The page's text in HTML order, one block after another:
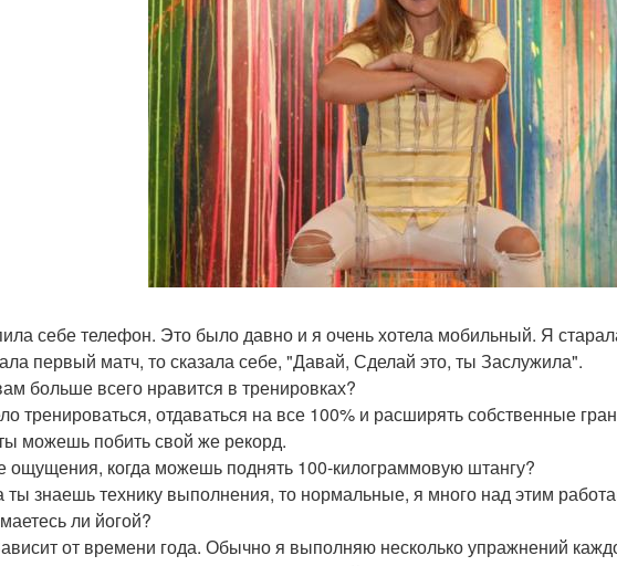
себе телефон. Это было давно и я очень хотела мобильный. Я
первый матч, то сказала себе, "Давай, Сделай это, ты Заслужила".
больше всего нравится в тренировках?
тренироваться, отдаваться на все 100% и расширять собственные
можешь побить свой же рекорд.
ощущения, когда можешь поднять 100-килограммовую штангу?
ты знаешь технику выполнения, то нормальные, я много над этим
ли йогой?
от времени года. Обычно я выполняю несколько упражнений